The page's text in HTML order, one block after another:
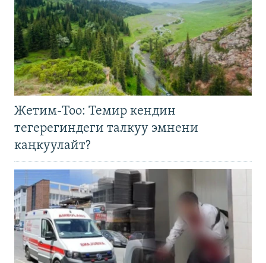
Жетим-Тоо: Темир кендин
тегерегиндеги талкуу эмнени
каңкуулайт?